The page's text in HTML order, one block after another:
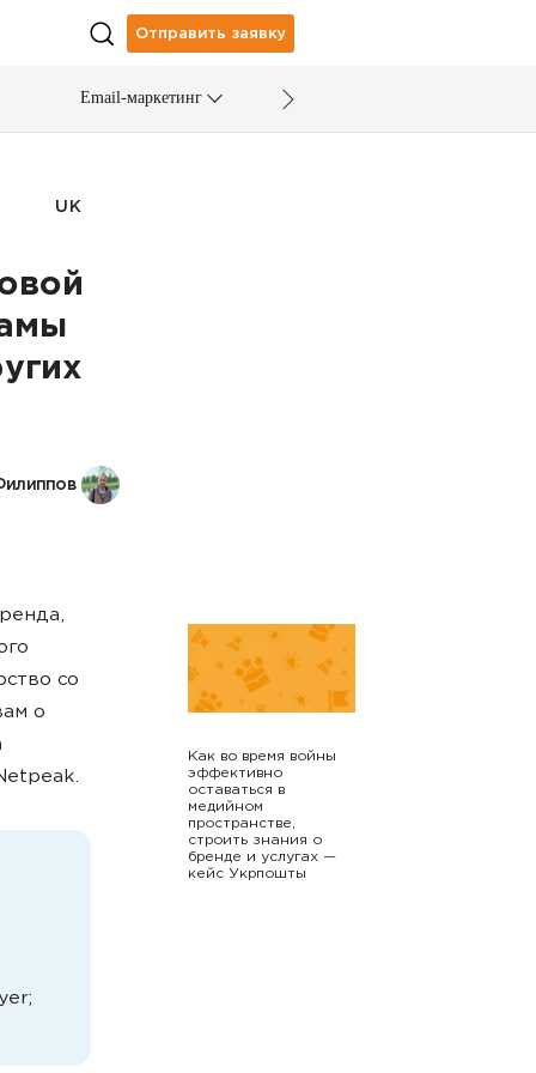
Отправить заявку
Email-маркетинг
UK
Как во время войны
эффективно
оставаться в
медийном
пространстве,
строить знания о
бренде и услугах —
кейс Укрпошты
со
о